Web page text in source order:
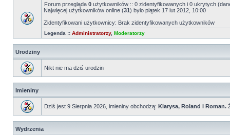
Forum przegląda 0 użytkowników :: 0 zidentyfikowanych i 0 ukrytych
Najwięcej użytkowników online (31) było piątek 17 lut 2012, 10:00
Zidentyfikowani użytkownicy: Brak zidentyfikowanych użytkowników
Legenda :: Administratorzy, Moderatorzy
Urodziny
Nikt nie ma dziś urodzin
Imieniny
Dziś jest 9 Sierpnia 2026, imieniny obchodzą: Klarysa, Roland i Roman.
Wydrzenia